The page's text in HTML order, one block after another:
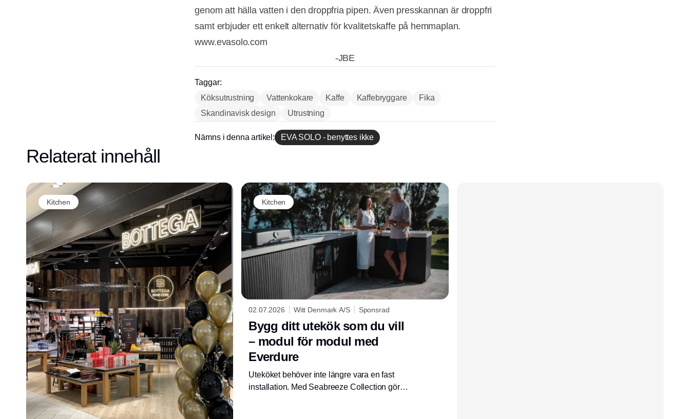
genom att hälla vatten i den droppfria pipen. Även presskannan är droppfri
samt erbjuder ett enkelt alternativ för kvalitetskaffe på hemmaplan.
www.evasolo.com
Annons
-JBE
Taggar:
Köksutrustning
Vattenkokare Kaffe Kaffebryggare
Fika
Skandinavisk design
Utrustning
Nämns i denna artikel: EVA SOLO - benyttes ikke
Relaterat innehåll
Kitchen Kitchen
02.07.2026 Witt Denmark A/S Sponsrad
Bygg ditt utekök som du vill
– modul för modul med
Everdure
Uteköket behöver inte längre vara en fast
installation. Med Seabreeze Collection gör